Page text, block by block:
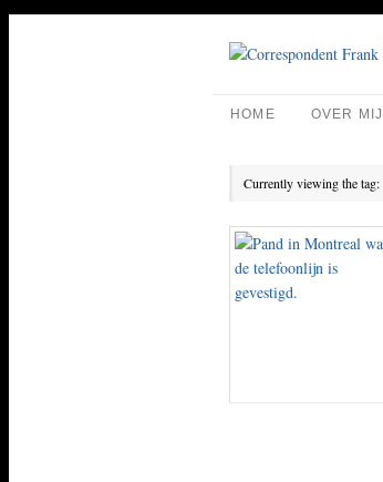
HOME OVER MIJ
Currently viewing the tag: